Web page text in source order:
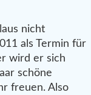
nicht
als Termin für
wird er sich
schöne
freuen. Also